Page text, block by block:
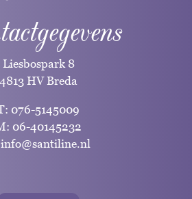
Liesbospark 8
4813 HV Breda
076-5145009
06-40145232
info@santiline.nl